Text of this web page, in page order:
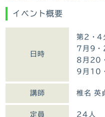
イベント概要
日時
第2・
7月9・
8月20
9月10
講師 椎名 英
定員 24人